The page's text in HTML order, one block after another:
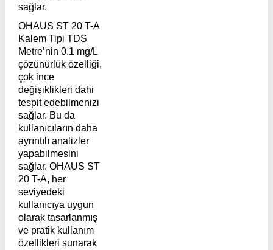
sağlar.
OHAUS ST 20 T-A
Kalem Tipi TDS
Metre’nin 0.1 mg/L
çözünürlük özelliği,
çok ince
değişiklikleri dahi
tespit edebilmenizi
sağlar. Bu da
kullanıcıların daha
ayrıntılı analizler
yapabilmesini
sağlar. OHAUS ST
20 T-A, her
seviyedeki
kullanıcıya uygun
olarak tasarlanmış
ve pratik kullanım
özellikleri sunarak